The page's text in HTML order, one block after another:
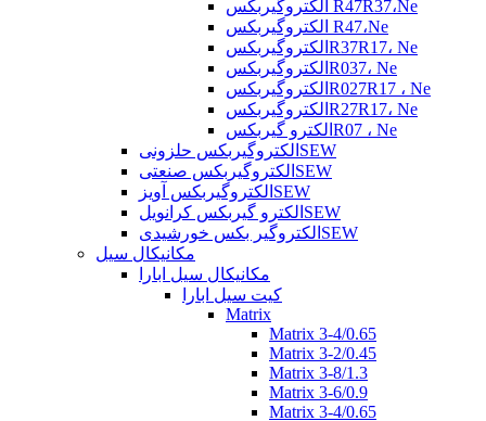
الکتروگیربکس R47R37،Ne
الکتروگیربکس R47،Ne
الکتروگیربکسR37R17، Ne
الکتروگیربکسR037، Ne
الکتروگیربکسR027R17 ، Ne
الکتروگیربکسR27R17، Ne
الکترو گیربکسR07 ، Ne
الکتروگیربکس حلزونیSEW
الکتروگیربکس صنعتیSEW
الکتروگیربکس آویزSEW
الکترو گیربکس کرانویلSEW
الکتروگیر بکس خورشیدیSEW
مکانیکال سیل
مکانیکال سیل ابارا
کیت سیل ابارا
Matrix
Matrix 3-4/0.65
Matrix 3-2/0.45
Matrix 3-8/1.3
Matrix 3-6/0.9
Matrix 3-4/0.65